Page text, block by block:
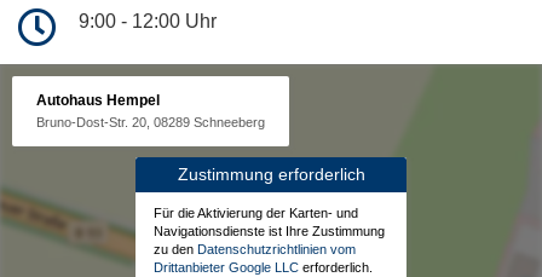
9:00 - 12:00 Uhr
Autohaus Hempel
Bruno-Dost-Str. 20, 08289 Schneeberg
Zustimmung erforderlich
Für die Aktivierung der Karten- und
Navigationsdienste ist Ihre Zustimmung
zu den Datenschutzrichtlinien vom
Drittanbieter Google LLC erforderlich.